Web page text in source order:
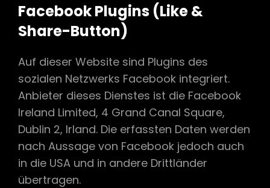
Facebook Plugins (Like &
Share-Button)
Auf dieser Website sind Plugins des
sozialen Netzwerks Facebook integriert.
Anbieter dieses Dienstes ist die Facebook
Ireland Limited, 4 Grand Canal Square,
Dublin 2, Irland. Die erfassten Daten werden
nach Aussage von Facebook jedoch auch
in die USA und in andere Drittländer
übertragen.